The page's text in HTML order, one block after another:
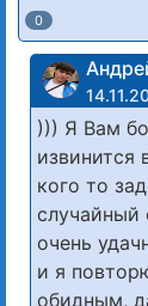
0
))) Я Вам
извинится
кого то
случайный
очень
и я
обидным,